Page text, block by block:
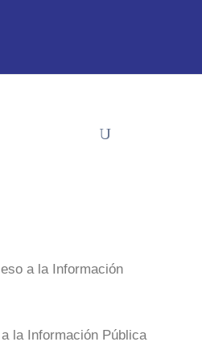
a la Información
la Información Pública